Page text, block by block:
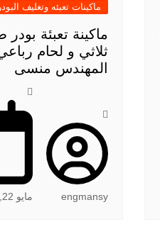
ماكينات تعبئه وتغليف
ماكينة تعبئة
المهندس منسى
engmansy مايو 22, 2023